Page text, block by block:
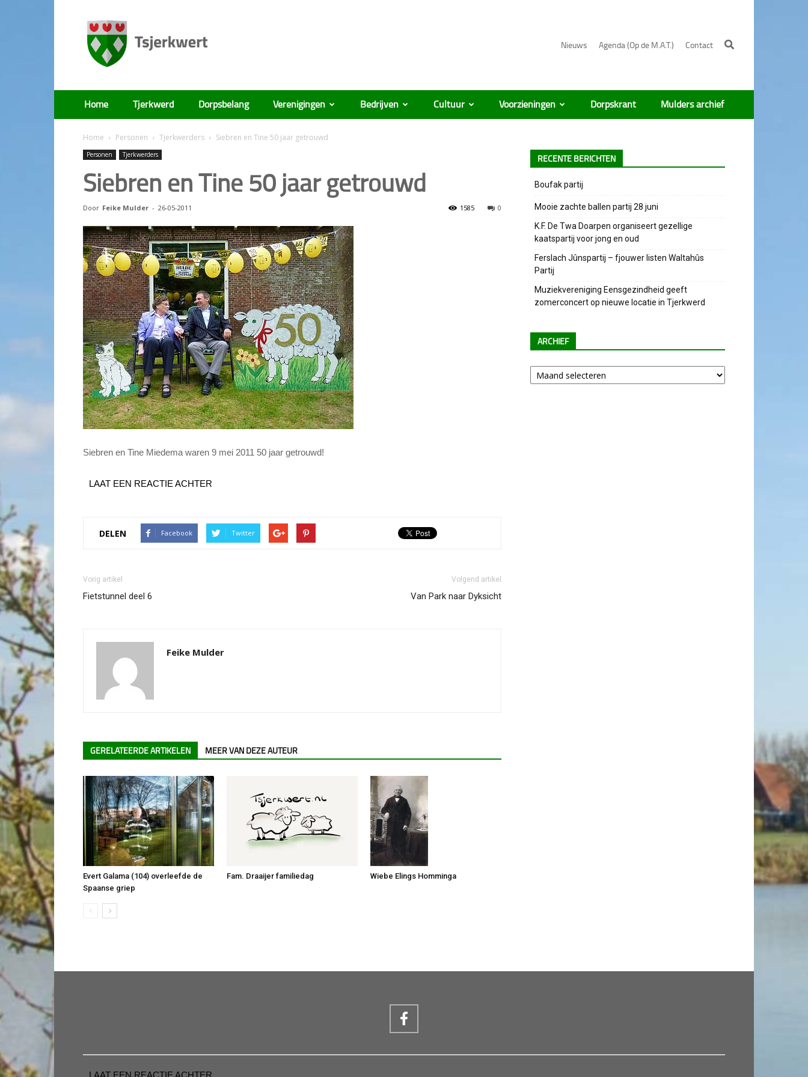
Nieuws Agenda (Op de M.A.T.) Contact
Tsjerkwert
Home Tjerkwerd Dorpsbelang Verenigingen Bedrijven Cultuur Voorzieningen Dorpskrant Mulders archief
Home Personen Tjerkwerders Siebren en Tine 50 jaar getrouwd
Personen Tjerkwerders
Siebren en Tine 50 jaar getrouwd
Door Feike Mulder - 26-05-2011 0
1585
Siebren en Tine Miedema waren 9 mei 2011 50 jaar getrouwd!
LAAT EEN REACTIE ACHTER
DELEN Facebook Twitter
Vorig artikel
Fietstunnel deel 6
Volgend artikel
Van Park naar Dyksicht
Feike Mulder
GERELATEERDE ARTIKELEN MEER VAN DEZE AUTEUR
Evert Galama (104) overleefde de
Spaanse griep
Fam. Draaijer familiedag Wiebe Elings Homminga
RECENTE BERICHTEN
Boufak partij
Mooie zachte ballen partij 28 juni
K.F. De Twa Doarpen organiseert gezellige
kaatspartij voor jong en oud
Ferslach Jûnspartij – fjouwer listen Waltahûs
Partij
Muziekvereniging Eensgezindheid geeft
zomerconcert op nieuwe locatie in Tjerkwerd
ARCHIEF
Archief
LAAT EEN REACTIE ACHTER